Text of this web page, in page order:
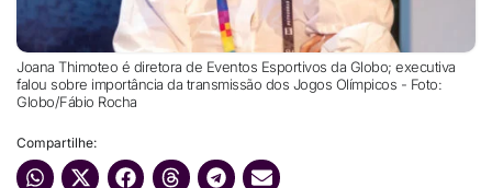
Joana Thimoteo é diretora de Eventos Esportivos da Globo; executiva
falou sobre importância da transmissão dos Jogos Olímpicos - Foto:
Globo/Fábio Rocha
Compartilhe: